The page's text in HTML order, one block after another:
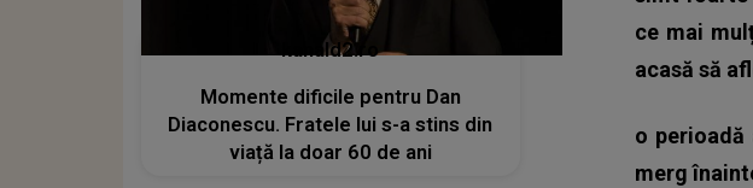
ce mai
acasă să
o
merg
kanald2.ro
Momente dificile pentru Dan
Diaconescu. Fratele lui s-a stins din
viață la doar 60 de ani